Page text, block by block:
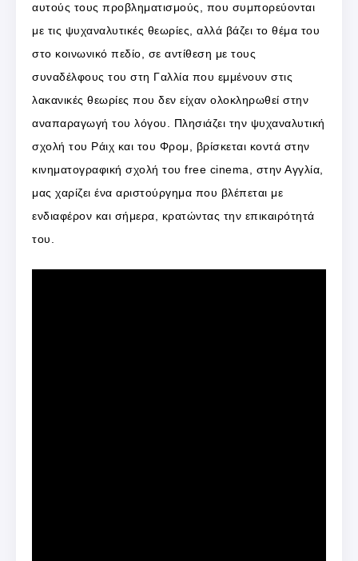
αυτούς τους προβληματισμούς, που συμπορεύονται
με τις ψυχαναλυτικές θεωρίες, αλλά βάζει το θέμα του
στο κοινωνικό πεδίο, σε αντίθεση με τους
συναδέλφους του στη Γαλλία που εμμένουν στις
λακανικές θεωρίες που δεν είχαν ολοκληρωθεί στην
αναπαραγωγή του λόγου. Πλησιάζει την ψυχαναλυτική
σχολή του Ράιχ και του Φρομ, βρίσκεται κοντά στην
κινηματογραφική σχολή του free cinema, στην Αγγλία,
μας χαρίζει ένα αριστούργημα που βλέπεται με
ενδιαφέρον και σήμερα, κρατώντας την επικαιρότητά
του.